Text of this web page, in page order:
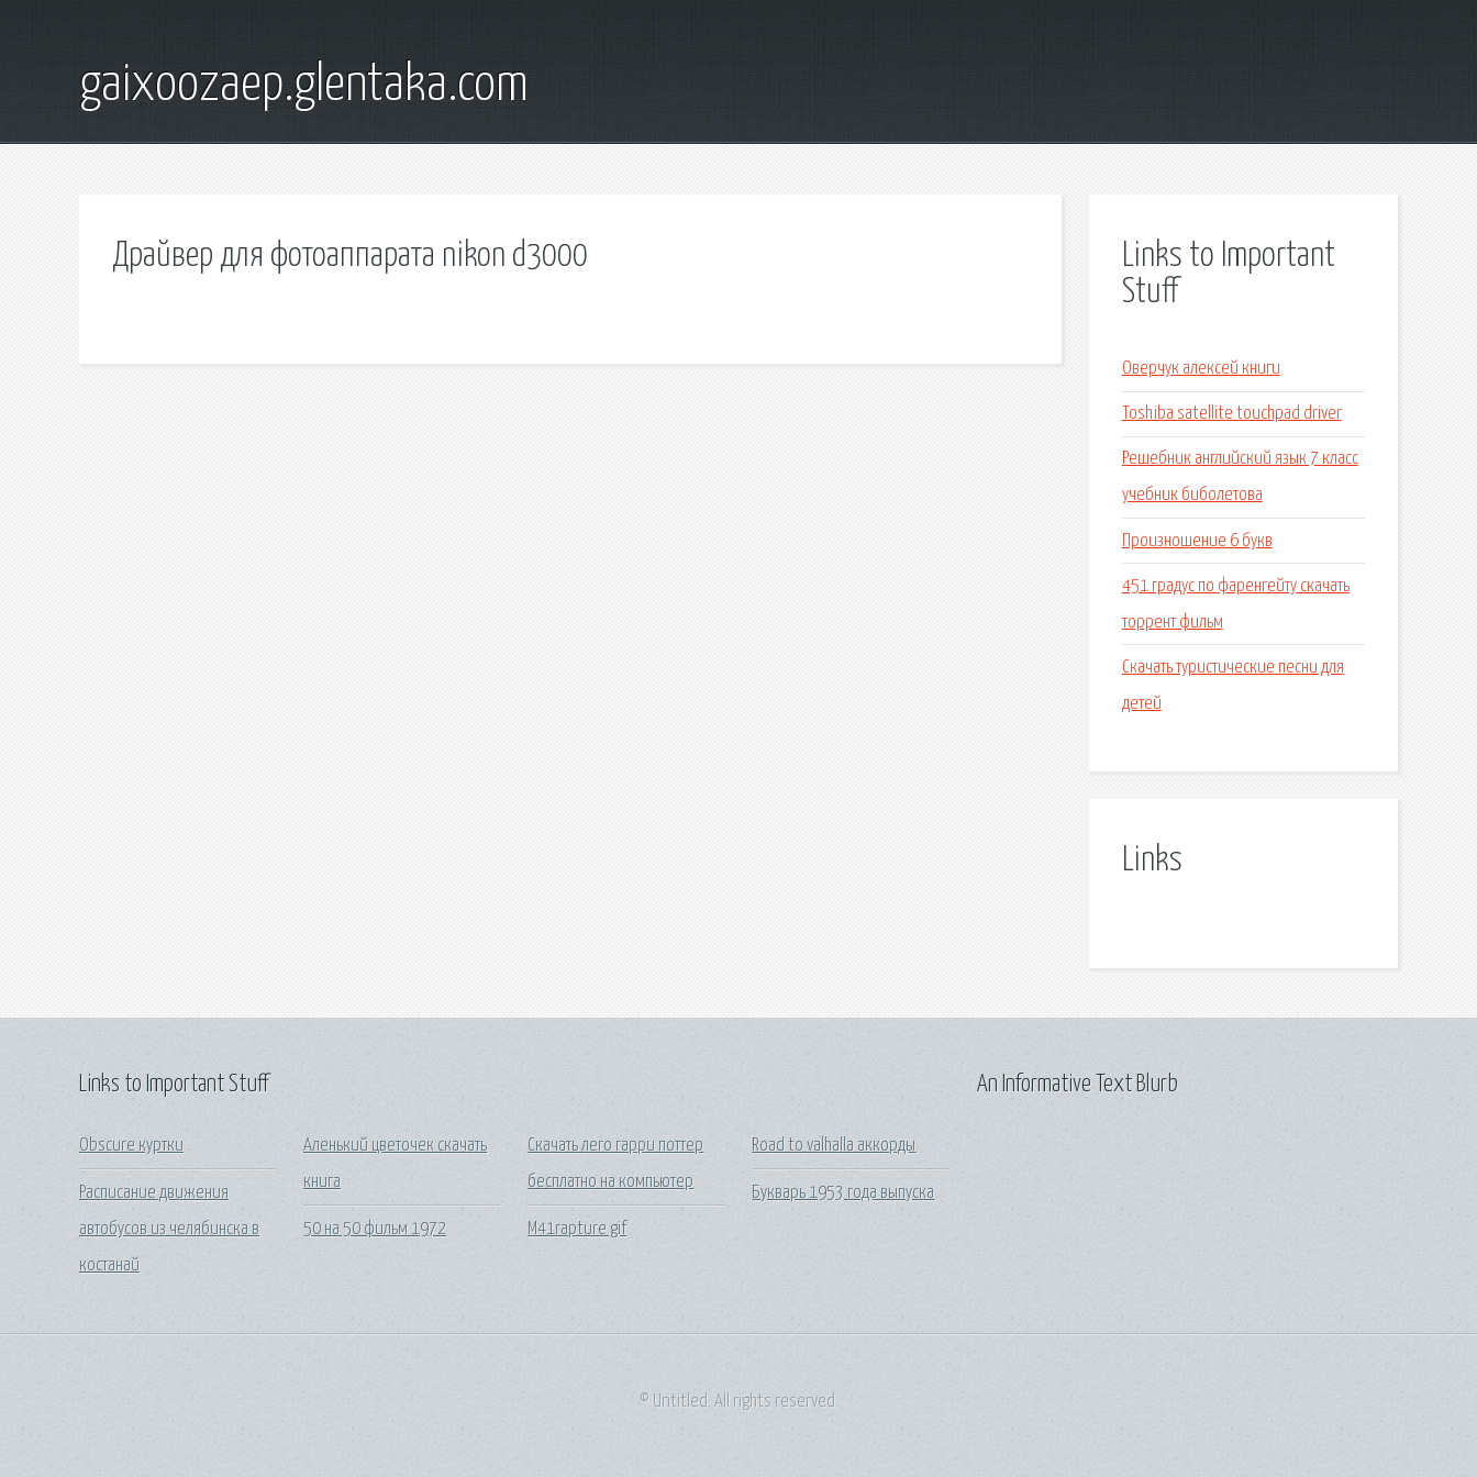
gaixoozaep.glentaka.com
Драйвер для фотоаппарата nikon d3000
Links to Important
Stuff
Оверчук алексей книги
Toshiba satellite touchpad driver
Решебник английский язык 7 класс
учебник биболетова
Произношение 6 букв
451 градус по фаренгейту скачать
торрент фильм
Скачать туристические песни для
детей
Links
Links to Important Stuff
Obscure куртки
Расписание движения
автобусов из челябинска в
костанай
Аленький цветочек скачать
книга
50 на 50 фильм 1972
Скачать лего гарри поттер
бесплатно на компьютер
M41rapture gif
Road to valhalla аккорды
Букварь 1953 года выпуска
An Informative Text Blurb
© Untitled. All rights reserved.